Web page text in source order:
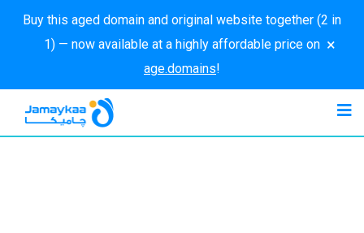
Buy this aged domain and original website together (2 in
1) — now available at a highly affordable price on
age.domains!
×